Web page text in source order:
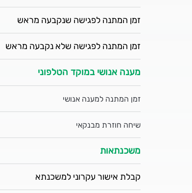
זמן המתנה לפגישה שנקבעה מראש
זמן המתנה לפגישה שלא נקבעה מראש
מענה אנושי במוקד הטלפוני
זמן המתנה למענה אנושי
שיחה חוזרת מבנקאי
משכנתאות
קבלת אישור עקרוני למשכנתא